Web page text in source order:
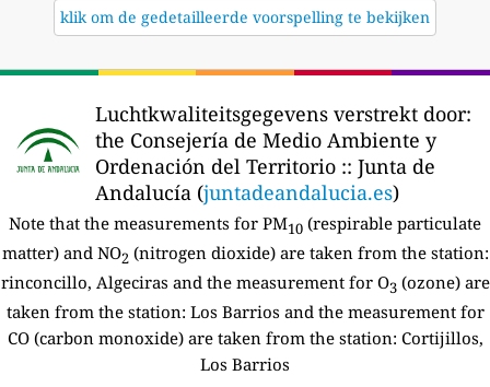
klik om de gedetailleerde voorspelling te bekijken
Luchtkwaliteitsgegevens verstrekt door:
the Consejería de Medio Ambiente y
Ordenación del Territorio :: Junta de
Andalucía (juntadeandalucia.es)
Note that the measurements for PM10 (respirable particulate
matter) and NO2 (nitrogen dioxide) are taken from the station:
rinconcillo, Algeciras and the measurement for O3(ozone) are
taken from the station: Los Barrios and the measurement for
CO (carbon monoxide) are taken from the station: Cortijillos,
Los Barrios